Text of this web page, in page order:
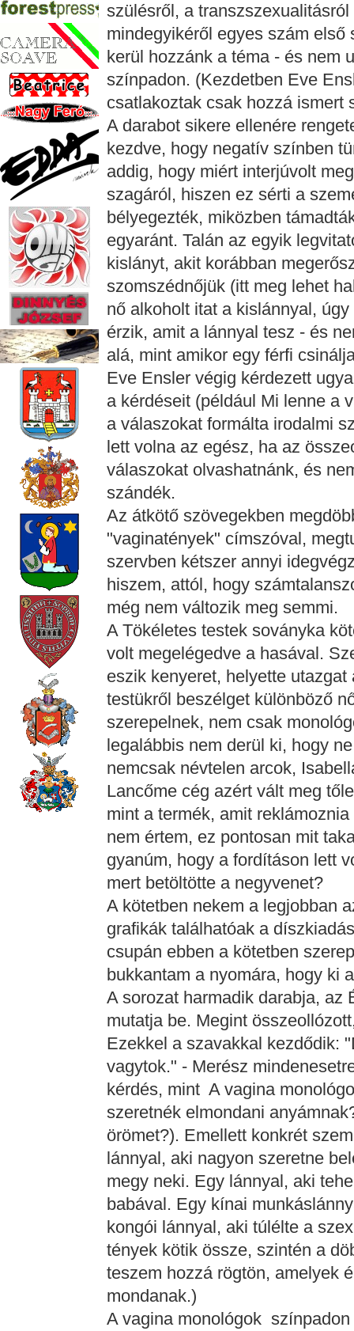
szülésről, a
mindegyikéről egyes szám
kerül hozzánk a téma - és nem
színpadon. (Kezdetben Eve
csatlakoztak csak hozzá ismert
A darabot sikere ellenére
kezdve, hogy negatív színben
addig, hogy miért interjúvolt
szagáról, hiszen ez sérti a
bélyegezték, miközben
egyaránt. Talán az egyik
kislányt, akit korábban
szomszédnőjük (itt meg lehet
nő alkoholt itat a kislánnyal,
érzik, amit a lánnyal tesz - és
alá, mint amikor egy férfi
Eve Ensler végig kérdezett
a kérdéseit (például Mi lenne a
a válaszokat formálta irodalmi
lett volna az egész, ha az
válaszokat olvashatnánk, és
szándék.
Az átkötő szövegekben
"vaginatények" címszóval,
szervben kétszer annyi
hiszem, attól, hogy
még nem változik meg semmi.
A Tökéletes testek soványka
volt megelégedve a hasával.
eszik kenyeret, helyette
testükről beszélget különböző
szerepelnek, nem csak
legalábbis nem derül ki, hogy
nemcsak névtelen arcok,
Lancőme cég azért vált meg
mint a termék, amit
nem értem, ez pontosan mit
gyanúm, hogy a fordításon lett
mert betöltötte a negyvenet?
A kötetben nekem a legjobban
grafikák találhatóak a
csupán ebben a kötetben
bukkantam a nyomára, hogy ki
A sorozat harmadik darabja, az
mutatja be. Megint
Ezekkel a szavakkal kezdődik:
vagytok." - Merész
kérdés, mint A vagina
szeretnék elmondani
örömet?). Emellett konkrét
lánnyal, aki nagyon szeretne
megy neki. Egy lánnyal, aki
babával. Egy kínai
kongói lánnyal, aki túlélte a
tények kötik össze, szintén a
teszem hozzá rögtön, amelyek
mondanak.)
A vagina monológok